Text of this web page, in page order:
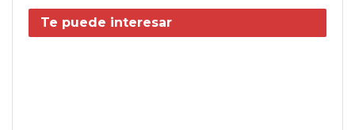
Te puede interesar